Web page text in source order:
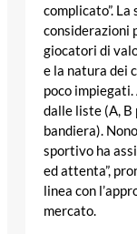
complicato”. La
considerazioni
giocatori di
e la natura dei
poco
dalle liste (A, B
bandiera).
sportivo ha
ed attenta”,
linea con
mercato.